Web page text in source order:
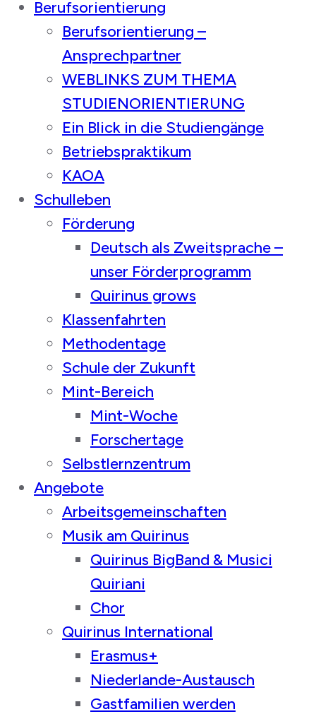
Berufsorientierung
Berufsorientierung –
Ansprechpartner
WEBLINKS ZUM THEMA
STUDIENORIENTIERUNG
Ein Blick in die Studiengänge
Betriebspraktikum
KAOA
Schulleben
Förderung
Deutsch als Zweitsprache –
unser Förderprogramm
Quirinus grows
Klassenfahrten
Methodentage
Schule der Zukunft
Mint-Bereich
Mint-Woche
Forschertage
Selbstlernzentrum
Angebote
Arbeitsgemeinschaften
Musik am Quirinus
Quirinus BigBand & Musici
Quiriani
Chor
Quirinus International
Erasmus+
Niederlande-Austausch
Gastfamilien werden